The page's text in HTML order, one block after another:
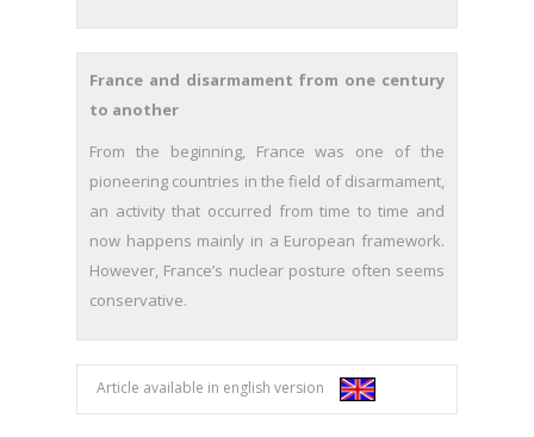
France and disarmament from one century
to another
From the beginning, France was one of the
pioneering countries in the field of disarmament,
an activity that occurred from time to time and
now happens mainly in a European framework.
However, France’s nuclear posture often seems
conservative.
Article available in english version